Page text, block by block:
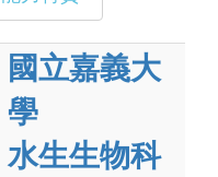
國立嘉義大
學
水生生物科